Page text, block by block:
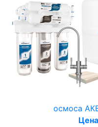
осмоса